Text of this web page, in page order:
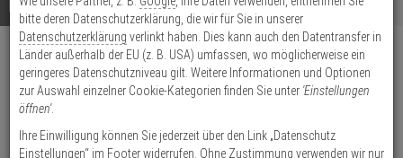
geben
Sie
mindestens
Zeichen
ein,
um
Suche
wurde
noch
Kategorien
Suche
gestartet
Details Beratung
CES RHM Doppelzyl.
31,5/40,5 vs, 3 Schl., N&G, BZ1
Produktmerkmale
bitte deren Datenschutzerklärung, die wir für Sie in unserer
Datenschutzerklärung verlinkt haben. Dies kann auch den Datentransfer in
Länder außerhalb der EU (z. B. USA) umfassen, wo möglicherweise ein
geringeres Datenschutzniveau gilt. Weitere Informationen und Optionen
zur Auswahl einzelner Cookie-Kategorien finden Sie unter 'Einstellungen
öffnen'.
Ihre Einwilligung können Sie jederzeit über den Link „Datenschutz
Einstellungen“ im Footer widerrufen. Ohne Zustimmung verwenden wir nur